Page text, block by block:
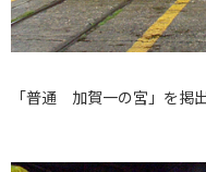
「普通 加賀一の宮」を掲